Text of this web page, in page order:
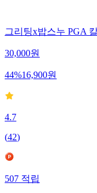
그리팅x밥스누 PGA
30,000원
44%16,900원
4.7
(42)
507적립